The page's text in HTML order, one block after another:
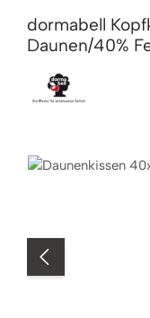
dormabell
Daunen/40%
Bildergalerie